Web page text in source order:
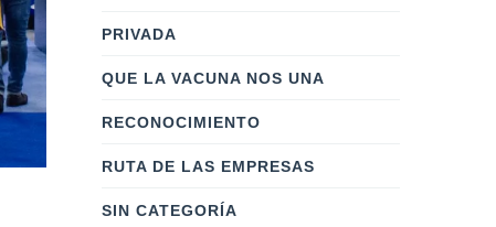
PRIVADA
QUE LA VACUNA NOS UNA
RECONOCIMIENTO
RUTA DE LAS EMPRESAS
SIN CATEGORÍA